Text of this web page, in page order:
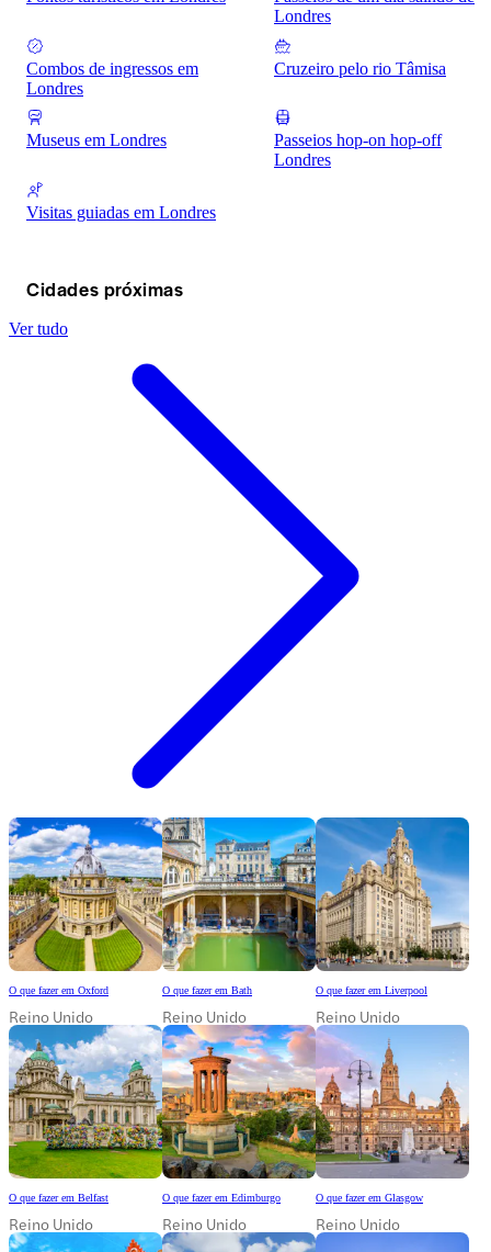
Londres
Combos de ingressos em
Londres
Cruzeiro pelo rio Tâmisa
Museus em Londres
Passeios hop-on hop-off
Londres
Visitas guiadas em Londres
Cidades próximas
Ver tudo
O que fazer em Oxford
Reino Unido
O que fazer em Bath
Reino Unido
O que fazer em Liverpool
Reino Unido
O que fazer em Belfast
Reino Unido
O que fazer em Edimburgo
Reino Unido
O que fazer em Glasgow
Reino Unido